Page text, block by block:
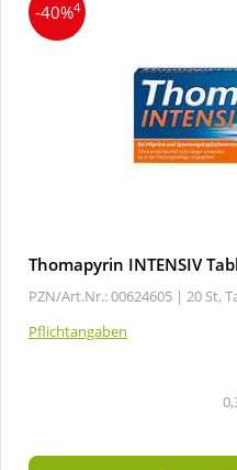
-40%4
Thomapyrin INTENSIV
PZN/Art.Nr.: 00624605 | 20 St,
Pflichtangaben